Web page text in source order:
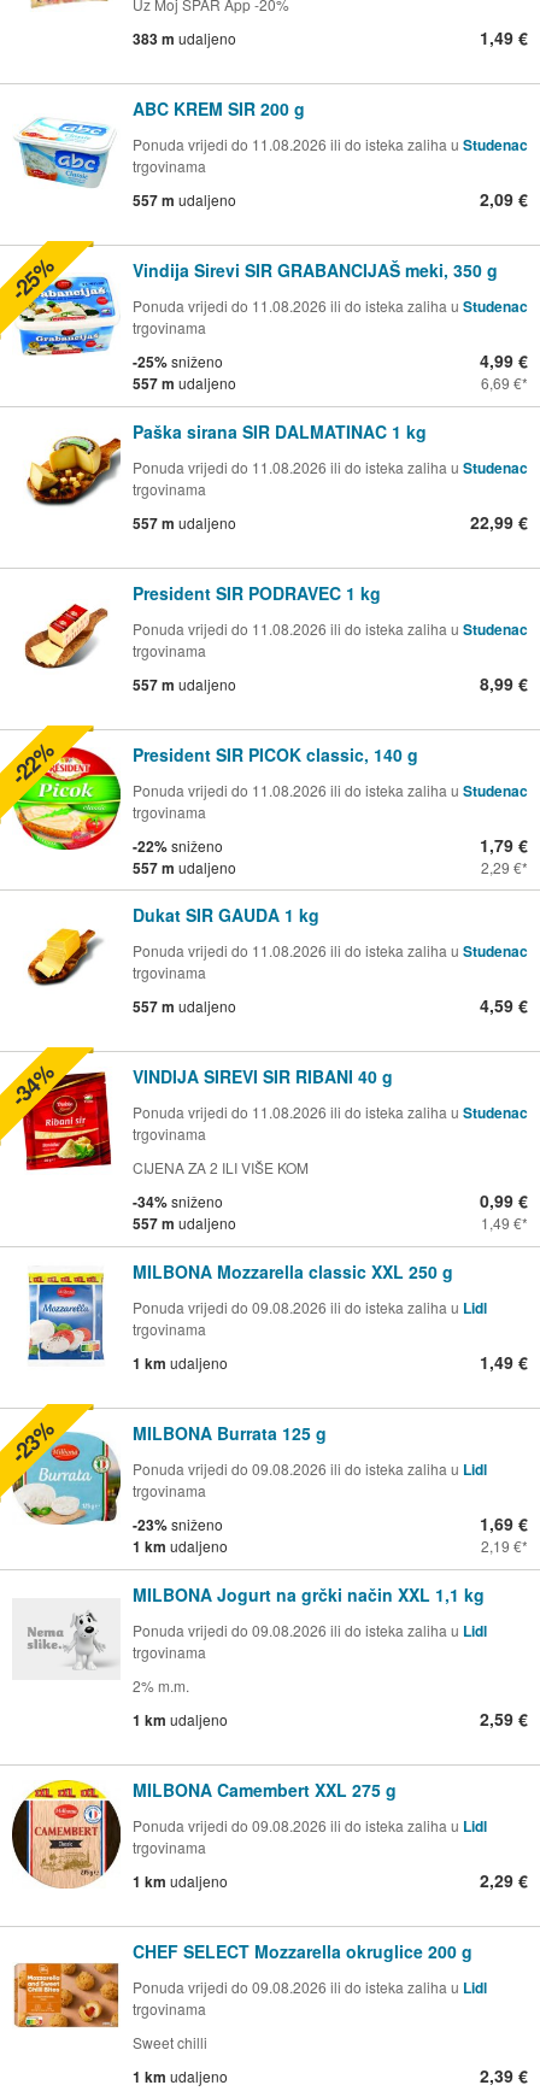
383 m udaljeno 1,49 €
ABC KREM SIR 200 g
Ponuda vrijedi do 11.08.2026 ili do isteka zaliha u Studenac
trgovinama
557 m udaljeno 2,09 €
Vindija Sirevi SIR GRABANCIJAŠ meki, 350 g
Ponuda vrijedi do 11.08.2026 ili do isteka zaliha u Studenac
trgovinama
-25%sniženo
557 m udaljeno
4,99 €
6,69 €
-25%
Paška sirana SIR DALMATINAC 1 kg
Ponuda vrijedi do 11.08.2026 ili do isteka zaliha u Studenac
trgovinama
557 m udaljeno 22,99 €
President SIR PODRAVEC 1 kg
Ponuda vrijedi do 11.08.2026 ili do isteka zaliha u Studenac
trgovinama
557 m udaljeno 8,99 €
President SIR PICOK classic, 140 g
Ponuda vrijedi do 11.08.2026 ili do isteka zaliha u Studenac
trgovinama
-22%sniženo
557 m udaljeno
1,79 €
2,29 €
-22%
Dukat SIR GAUDA 1 kg
Ponuda vrijedi do 11.08.2026 ili do isteka zaliha u Studenac
trgovinama
557 m udaljeno 4,59 €
VINDIJA SIREVI SIR RIBANI 40 g
Ponuda vrijedi do 11.08.2026 ili do isteka zaliha u Studenac
trgovinama
CIJENA ZA 2 ILI VIŠE KOM
-34%sniženo
557 m udaljeno
0,99 €
1,49 €
-34%
MILBONA Mozzarella classic XXL 250 g
Ponuda vrijedi do 09.08.2026 ili do isteka zaliha u Lidl
trgovinama
1 km udaljeno 1,49 €
MILBONA Burrata 125 g
Ponuda vrijedi do 09.08.2026 ili do isteka zaliha u Lidl
trgovinama
-23%sniženo
1 km udaljeno
1,69 €
2,19 €
-23%
MILBONA Jogurt na grčki način XXL 1,1 kg
Ponuda vrijedi do 09.08.2026 ili do isteka zaliha u Lidl
trgovinama
2% m.m.
1 km udaljeno 2,59 €
MILBONA Camembert XXL 275 g
Ponuda vrijedi do 09.08.2026 ili do isteka zaliha u Lidl
trgovinama
1 km udaljeno 2,29 €
CHEF SELECT Mozzarella okruglice 200 g
Ponuda vrijedi do 09.08.2026 ili do isteka zaliha u Lidl
trgovinama
Sweet chilli
1 km udaljeno 2,39 €